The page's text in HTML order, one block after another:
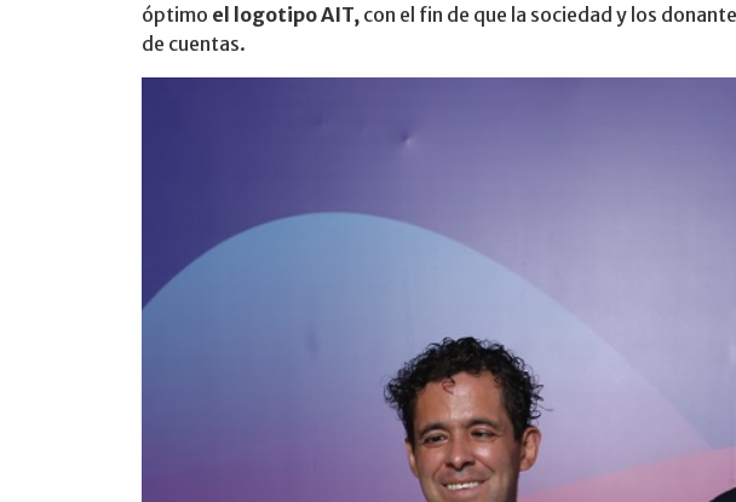
óptimo el logotipo AIT, con el fin de que la sociedad y los
de cuentas.